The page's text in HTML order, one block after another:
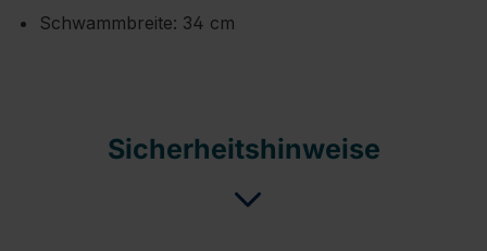
Schwammbreite: 34 cm
Sicherheitshinweise